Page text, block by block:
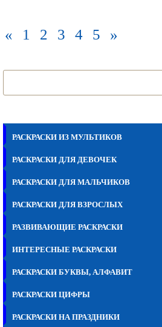
РАСКРАСКИ ИЗ МУЛЬТИКОВ
РАСКРАСКИ ДЛЯ ДЕВОЧЕК
РАСКРАСКИ ДЛЯ МАЛЬЧИКОВ
РАСКРАСКИ ДЛЯ ВЗРОСЛЫХ
РАЗВИВАЮЩИЕ РАСКРАСКИ
ИНТЕРЕСНЫЕ РАСКРАСКИ
РАСКРАСКИ БУКВЫ, АЛФАВИТ
РАСКРАСКИ ЦИФРЫ
РАСКРАСКИ НА ПРАЗДНИКИ
« 1 2 3 4 5 »